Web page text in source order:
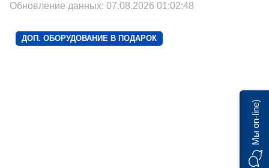
Обновление данных: 07.08.2026 01:02:48
ДОП. ОБОРУДОВАНИЕ В ПОДАРОК
Мы on-line)